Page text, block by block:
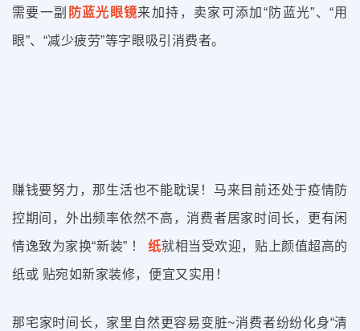
需要一副 防蓝光眼镜来加持，卖家可添加“防蓝光”、“用
眼”、“减少疲劳”等字眼吸引消费者。
赚钱要努力，那生活也不能耽误！ 马来目前还处于疫情防
控期间，外出频率依然不高，消费者居家时间长，更有闲
情逸致为家换“新装” ！ 纸就相当受欢迎，贴上颜值超高的
纸或 贴宛如新家装修，便宜又实用！
那宅家时间长，家里自然更容易变脏~消费者纷纷化身“清